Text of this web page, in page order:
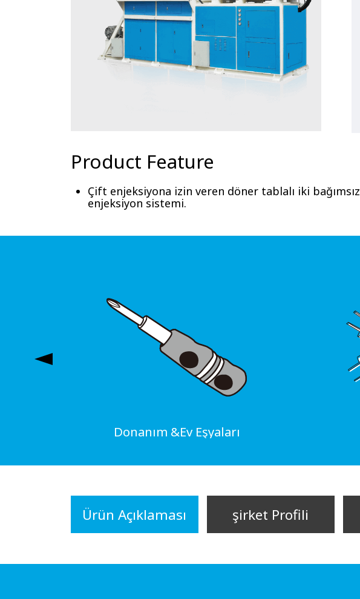
Product Feature
Çift enjeksiyona izin veren döner tablalı iki bağımsız
enjeksiyon sistemi.
Donanım &Ev Eşyaları
Ürün Açıklaması şirket Profili